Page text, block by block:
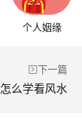
个人姻缘
下一篇
怎么学看风水